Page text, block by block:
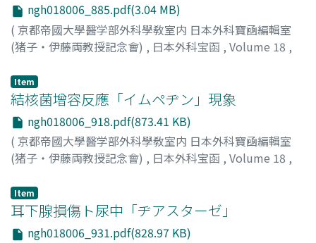
ngh018006_885.pdf(3.04 MB)
( 京都帝國大學醫学部外科學敎室内 日本外科寶凾編輯室
(猪子・伊藤両教授記念會) , 日本外科宝函 , Volume 18 ,
淺野, 芳登
Item
結核菌增容反應「イムペヂン」現象
ngh018006_918.pdf(873.41 KB)
( 京都帝國大學醫学部外科學敎室内 日本外科寶凾編輯室
(猪子・伊藤両教授記念會) , 日本外科宝函 , Volume 18 ,
鬼束, 惇哉
Item
耳下腺損傷ト尿中「ヂアスターゼ」
ngh018006_931.pdf(828.97 KB)